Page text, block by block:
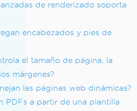
de renderizado soporta
encabezados y pies de
el tamaño de página, la
márgenes?
las páginas web dinámicas?
PDFs a partir de una plantilla